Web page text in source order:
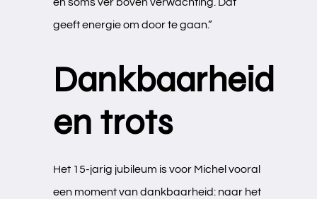
en soms ver boven verwachting. Dat
geeft energie om door te gaan.”
Dankbaarheid
en trots
Het 15-jarig jubileum is voor Michel vooral
een moment van dankbaarheid: naar het